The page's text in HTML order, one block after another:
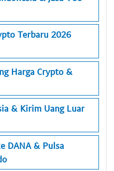
Terbaru 2026
Harga Crypto &
& Kirim Uang Luar
DANA & Pulsa